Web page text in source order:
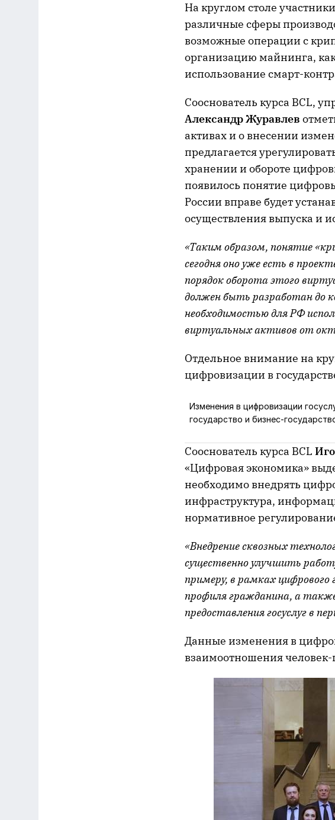
На круглом столе
различные сферы
возможные операции с
организацию майнинга,
использование смарт-
Сооснователь курса BCL,
Александр Журавлев
активах и о внесении
предлагается
хранении и обороте
появилось понятие
России вправе будет
осуществления выпуска и
«Таким образом, понятие
сегодня оно уже есть в
порядок оборота этого
должен быть разработан до
необходимостью для РФ
виртуальных активов от
Отдельное внимание на
цифровизации в
Изменения в цифровизации
государство и бизнес-
Сооснователь курса BCL
«Цифровая экономика»
необходимо внедрять
инфраструктура,
нормативное
«Внедрение сквозных
существенно улучшить
примеру, в рамках цифрового
профиля гражданина, а также
предоставления госуслуг в
Данные изменения в
взаимоотношения человек-